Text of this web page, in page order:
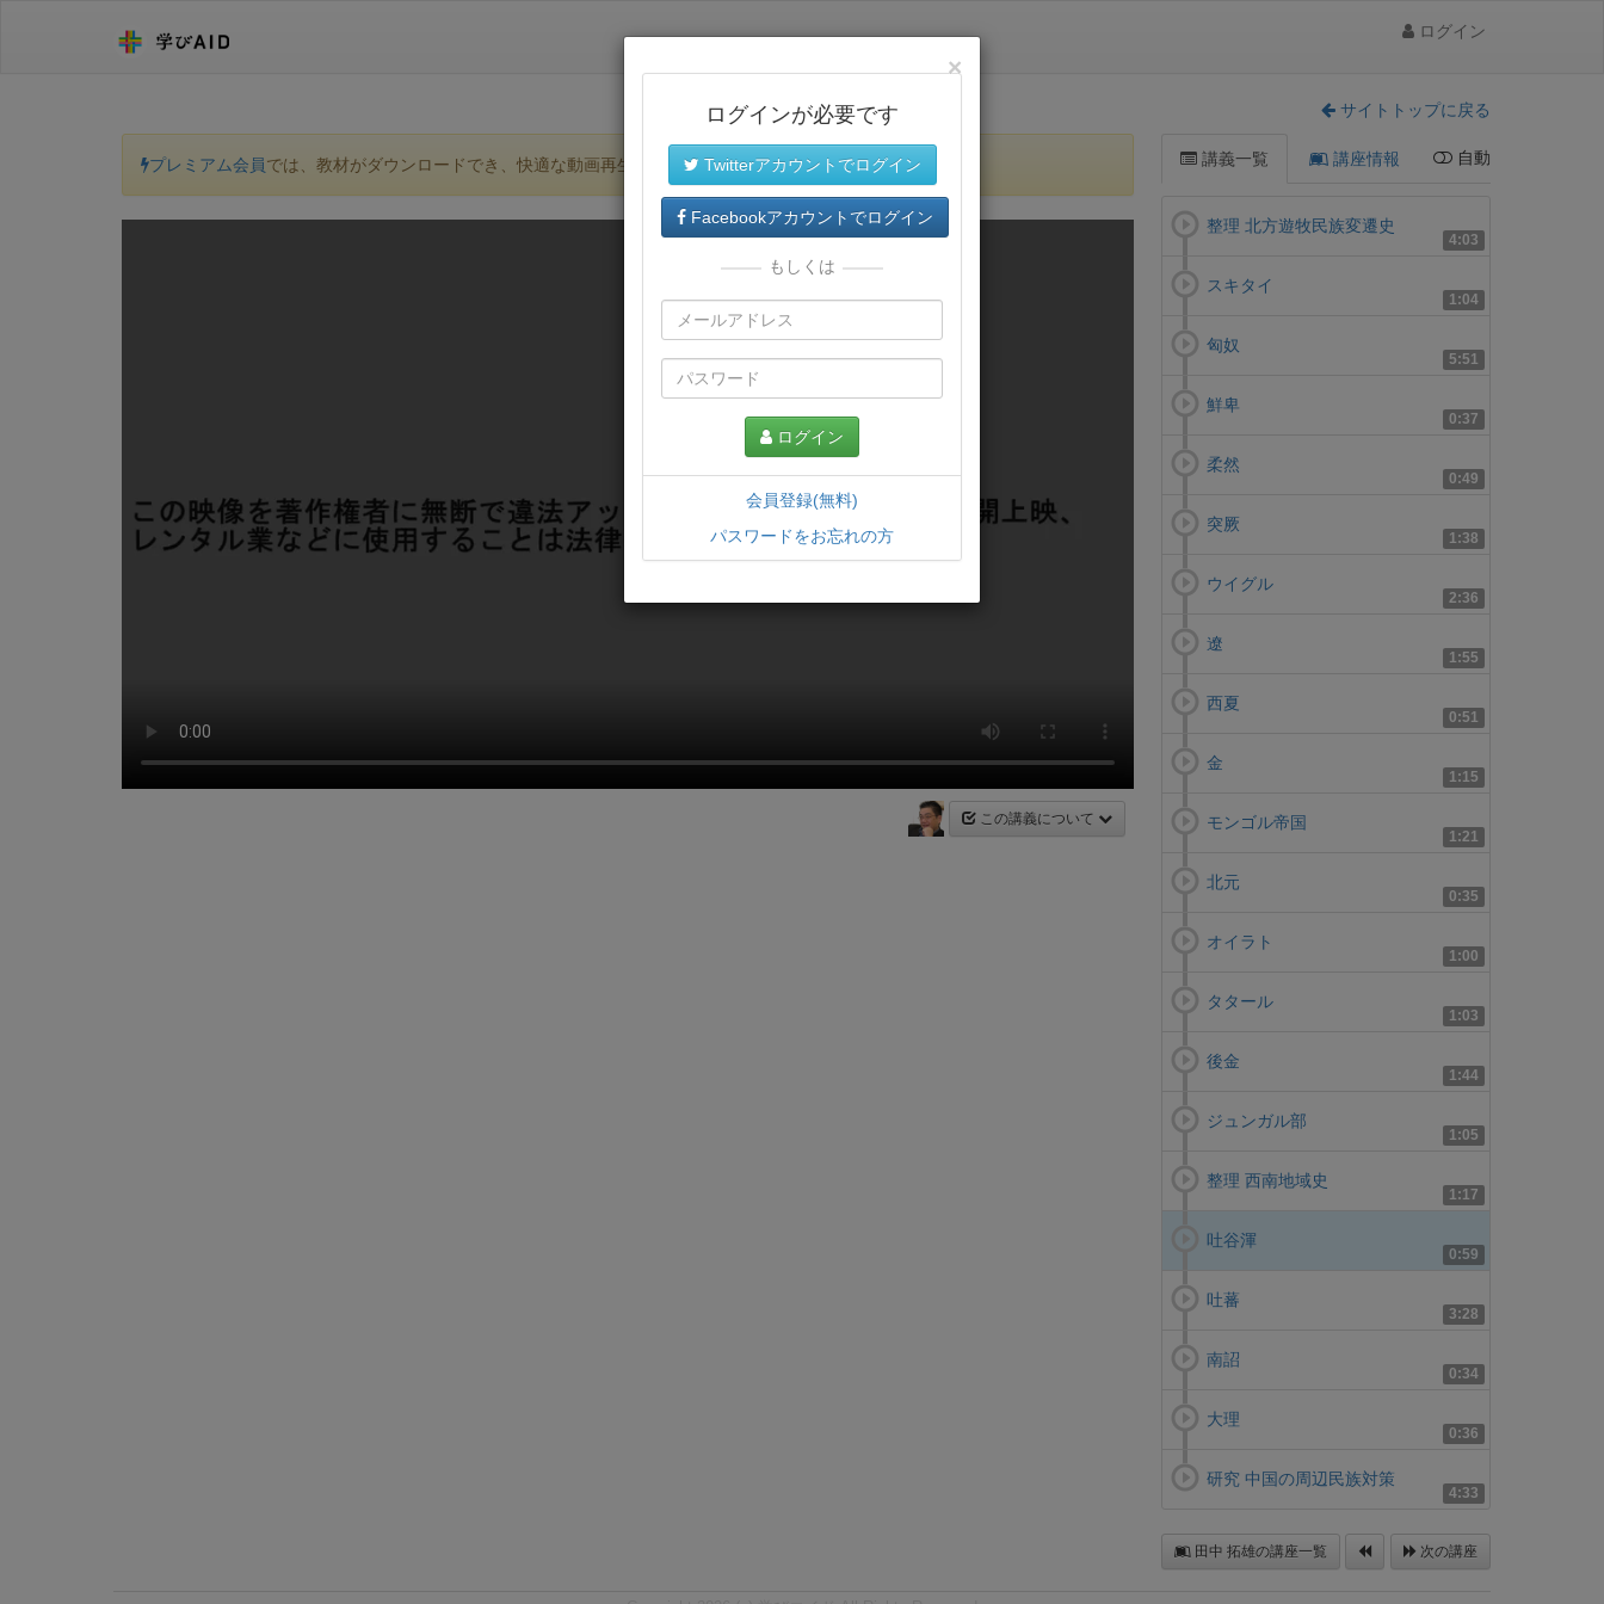
ログイン
サイトトップに戻る
プレミアム会員では、教材がダウンロードでき、快適な動画再生環境が提供されます。
この講義について
講義一覧 講座情報 自動
4:03
整理 北方遊牧民族変遷史
1:04
スキタイ
5:51
匈奴
0:37
鮮卑
0:49
柔然
1:38
突厥
2:36
ウイグル
1:55
遼
0:51
西夏
1:15
金
1:21
モンゴル帝国
0:35
北元
1:00
オイラト
1:03
タタール
1:44
後金
1:05
ジュンガル部
1:17
整理 西南地域史
0:59
吐谷渾
3:28
吐蕃
0:34
南詔
0:36
大理
4:33
研究 中国の周辺民族対策
田中 拓雄の講座一覧 次の講座
×
ログインが必要です
Twitterアカウントでログイン
Facebookアカウントでログイン
もしくは
ログイン
会員登録(無料)
パスワードをお忘れの方